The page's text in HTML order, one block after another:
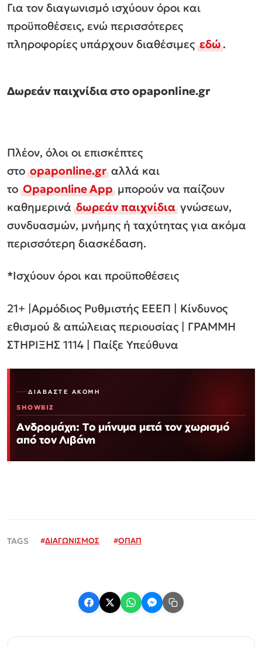
Για τον διαγωνισμό ισχύουν όροι και
προϋποθέσεις, ενώ περισσότερες
πληροφορίες υπάρχουν διαθέσιμεςεδώ.
Δωρεάν παιχνίδια στοopaponline.gr
Πλέον, όλοι οι επισκέπτες
στοopaponline.grαλλά και
τοOpaponline Appμπορούν να παίζουν
καθημερινάδωρεάν παιχνίδιαγνώσεων,
συνδυασμών, μνήμης ή ταχύτητας για ακόμα
περισσότερη διασκέδαση.
*Ισχύουν όροι και προϋποθέσεις
21+ |Αρμόδιος Ρυθμιστής ΕΕΕΠ | Κίνδυνος
εθισμού & απώλειας περιουσίας | ΓΡΑΜΜΗ
ΣΤΗΡΙΞΗΣ 1114 | Παίξε Υπεύθυνα
ΔΙΑΒΆΣΤΕ ΑΚΌΜΗ
SHOWBIZ
Ανδρομάχη: Το μήνυμα μετά τον χωρισμό
από τον Λιβάνη
#ΔΙΑΓΩΝΙΣΜΟΣ #ΟΠΑΠ